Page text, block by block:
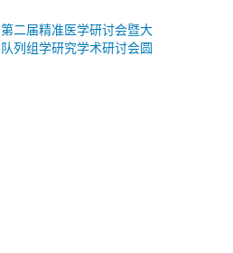
床转化
第二届精准医学研讨会暨大
队列组学研究学术研讨会圆